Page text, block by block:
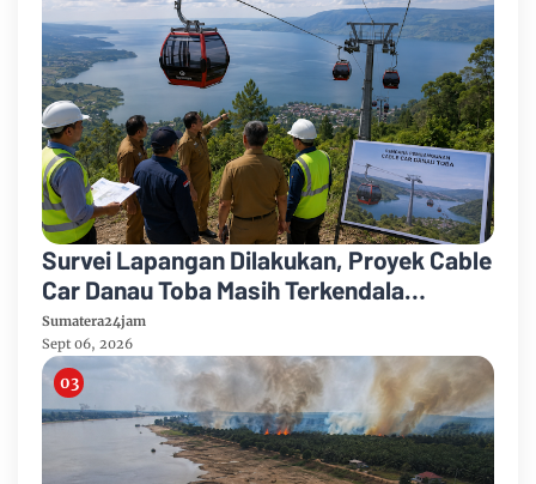
Survei Lapangan Dilakukan, Proyek Cable
Car Danau Toba Masih Terkendala
Pembebasan BPHTB di Sebagian Lahan
Sumatera24jam
Sept 06, 2026